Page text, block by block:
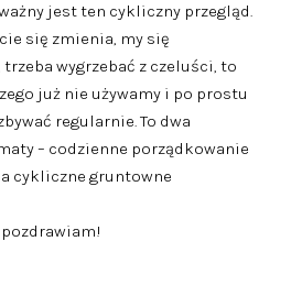
jest ten cykliczny przegląd.
się zmienia, my się
wygrzebać z czeluści, to
już nie używamy i po prostu
regularnie. To dwa
– codzienne porządkowanie
a cykliczne gruntowne